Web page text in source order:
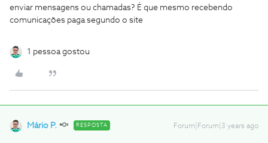
enviar mensagens ou chamadas? É que mesmo recebendo
comunicações paga segundo o site
1 pessoa gostou
Mário P. RESPOSTA Forum|Forum|3 years ago